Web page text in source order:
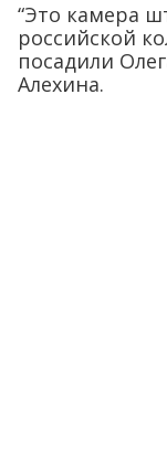
“Это камера
российской
посадили
Алехина.